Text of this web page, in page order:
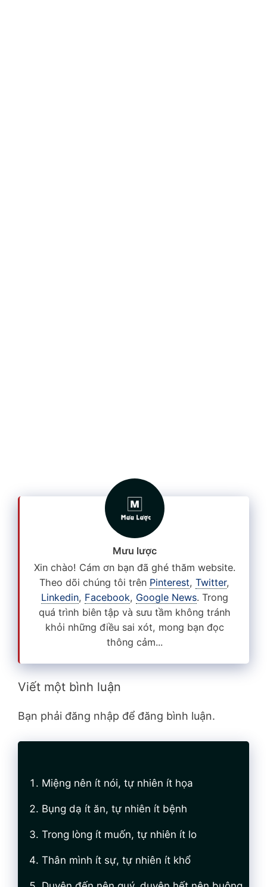
Mưu lược
Xin chào! Cám ơn bạn đã ghé thăm website.
Theo dõi chúng tôi trên Pinterest, Twitter,
Linkedin, Facebook, Google News. Trong
quá trình biên tập và sưu tầm không tránh
khỏi những điều sai xót, mong bạn đọc
thông cảm...
Viết một bình luận
Bạn phải đăng nhập để đăng bình luận.
Miệng nên ít nói, tự nhiên ít họa
Bụng dạ ít ăn, tự nhiên ít bệnh
Trong lòng ít muốn, tự nhiên ít lo
Thân mình ít sự, tự nhiên ít khổ